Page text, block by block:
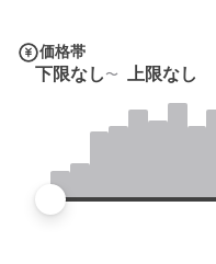
価格帯
下限なし 上限なし